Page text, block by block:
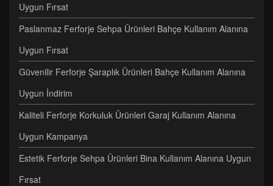
Uygun Fırsat
Paslanmaz Ferforje Sehpa Ürünleri Bahçe Kullanım Alanına
Uygun Fırsat
Güvenilir Ferforje Şaraplık Ürünleri Bahçe Kullanım Alanına
Uygun İndirim
Kaliteli Ferforje Korkuluk Ürünleri Garaj Kullanım Alanına
Uygun Kampanya
Estetik Ferforje Sehpa Ürünleri Bina Kullanım Alanına Uygun
Fırsat